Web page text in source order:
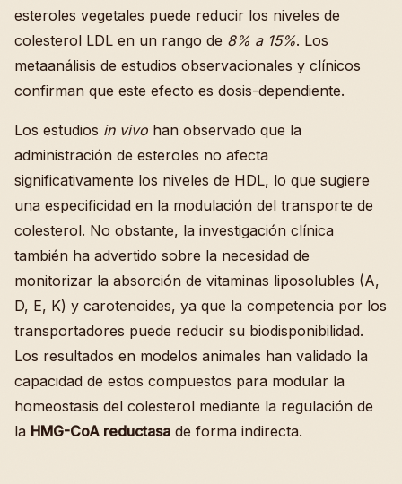
esteroles vegetales puede reducir los niveles de
colesterol LDL en un rango de 8% a 15%. Los
metaanálisis de estudios observacionales y clínicos
confirman que este efecto es dosis-dependiente.
Los estudios in vivo han observado que la
administración de esteroles no afecta
significativamente los niveles de HDL, lo que sugiere
una especificidad en la modulación del transporte de
colesterol. No obstante, la investigación clínica
también ha advertido sobre la necesidad de
monitorizar la absorción de vitaminas liposolubles (A,
D, E, K) y carotenoides, ya que la competencia por los
transportadores puede reducir su biodisponibilidad.
Los resultados en modelos animales han validado la
capacidad de estos compuestos para modular la
homeostasis del colesterol mediante la regulación de
la HMG-CoA reductasa de forma indirecta.